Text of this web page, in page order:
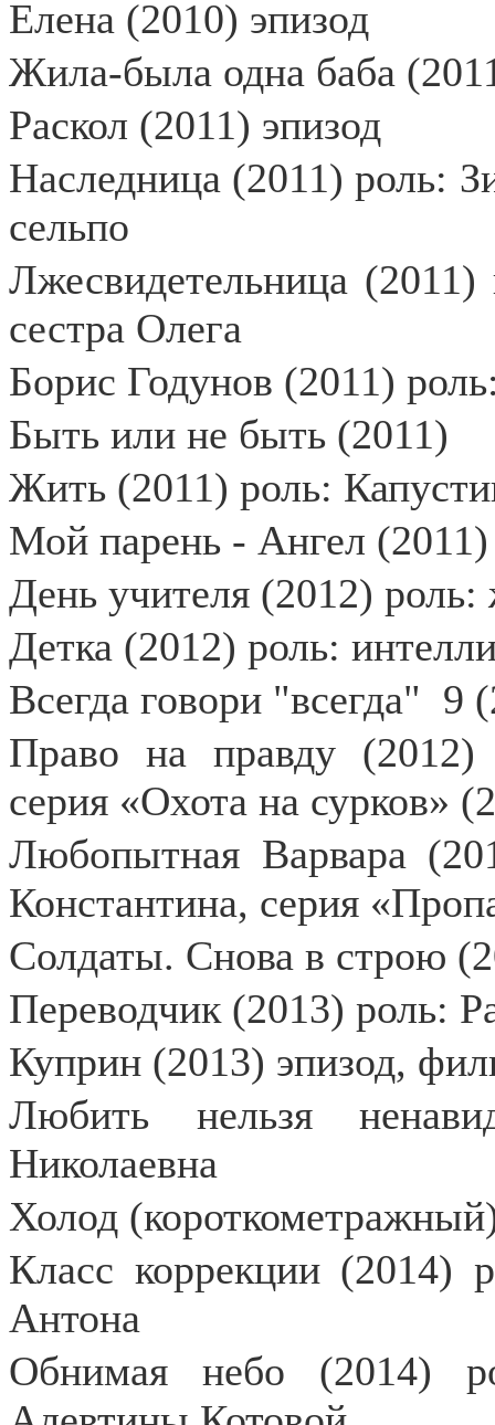
Елена (2010) эпизод
Жила-была одна баба
Раскол (2011) эпизод
Наследница (2011) роль:
сельпо
Лжесвидетельница (2011)
сестра Олега
Борис Годунов (2011)
Быть или не быть (2011)
Жить (2011) роль:
Мой парень - Ангел
День учителя (2012)
Детка (2012) роль:
Всегда говори "всегда" 9
Право на правду (2012)
серия «Охота на сурков»
Любопытная Варвара
Константина, серия
Солдаты. Снова в строю
Переводчик (2013) роль:
Куприн (2013) эпизод,
Любить нельзя
Николаевна
Холод
Класс коррекции (2014)
Антона
Обнимая небо (2014)